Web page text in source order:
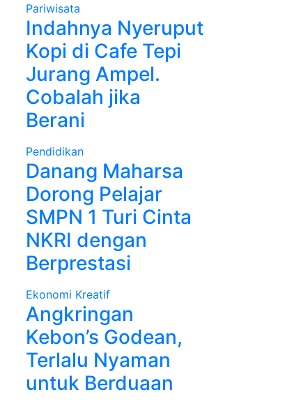
Pariwisata
Indahnya Nyeruput
Kopi di Cafe Tepi
Jurang Ampel.
Cobalah jika
Berani
Pendidikan
Danang Maharsa
Dorong Pelajar
SMPN 1 Turi Cinta
NKRI dengan
Berprestasi
Ekonomi Kreatif
Angkringan
Kebon’s Godean,
Terlalu Nyaman
untuk Berduaan